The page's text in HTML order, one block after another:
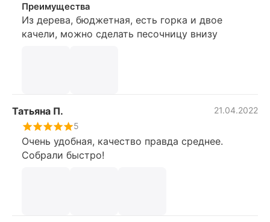
Преимущества
Из дерева, бюджетная, есть горка и двое
качели, можно сделать песочницу внизу
Татьяна П.
21.04.2022
5
Очень удобная, качество правда среднее.
Собрали быстро!